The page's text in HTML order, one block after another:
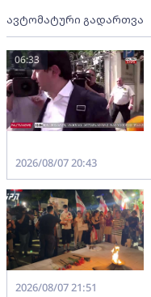
ავტომატური გადართვა
06:33
2026/08/07 20:43
2026/08/07 21:51